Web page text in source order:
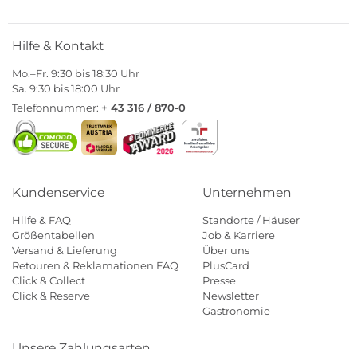
Hilfe & Kontakt
Mo.–Fr. 9:30 bis 18:30 Uhr
Sa. 9:30 bis 18:00 Uhr
Telefonnummer: + 43 316 / 870-0
Kundenservice
Hilfe & FAQ
Größentabellen
Versand & Lieferung
Retouren & Reklamationen FAQ
Click & Collect
Click & Reserve
Unternehmen
Standorte / Häuser
Job & Karriere
Über uns
PlusCard
Presse
Newsletter
Gastronomie